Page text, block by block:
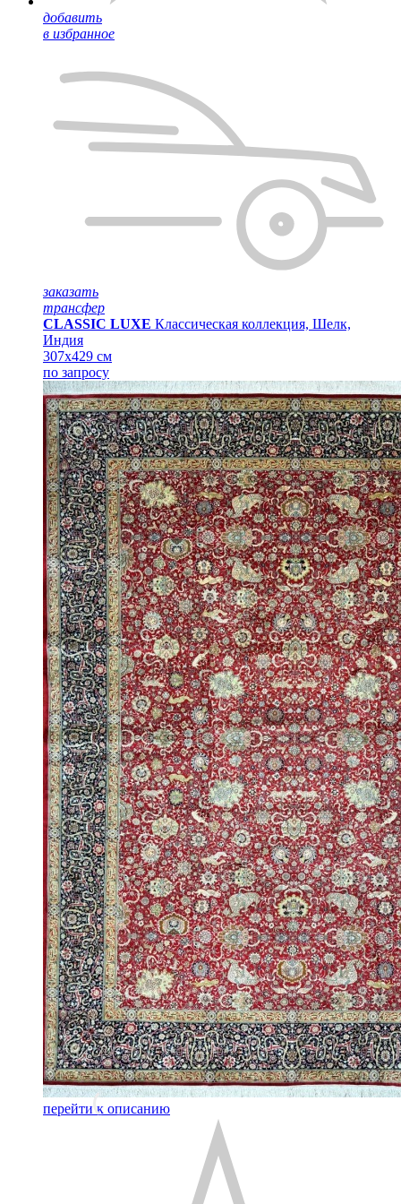
добавить
в избранное
заказать
трансфер
CLASSIC LUXE Классическая коллекция, Шелк,
Индия
307x429 см
по запросу
перейти к описанию